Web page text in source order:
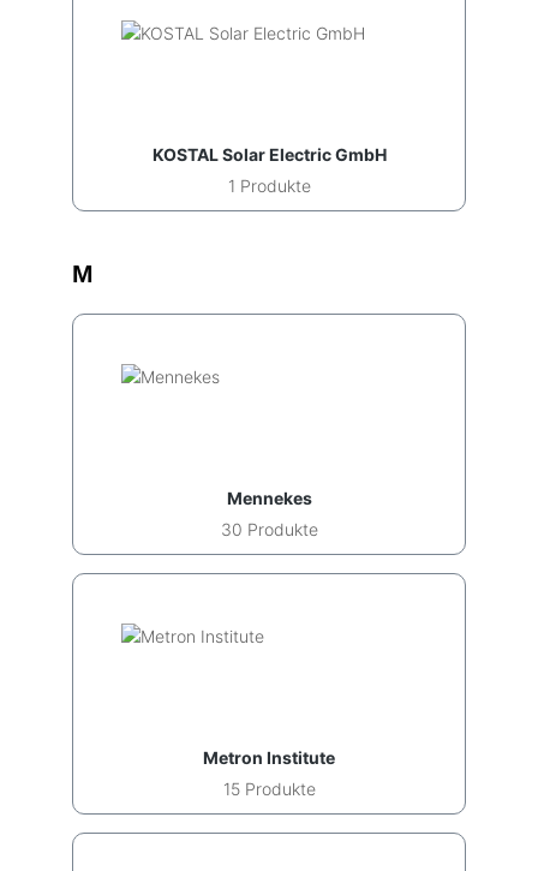
KOSTAL Solar Electric GmbH
1 Produkte
M
Mennekes
30 Produkte
Metron Institute
15 Produkte